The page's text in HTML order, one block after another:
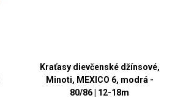
Kraťasy dievčenské džínsové,
Minoti, MEXICO 6, modrá -
80/86 | 12-18m